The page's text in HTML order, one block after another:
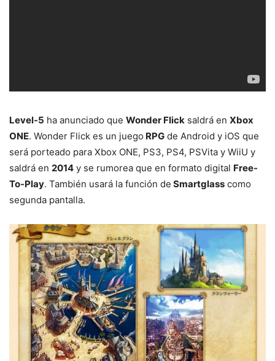
Level-5 ha anunciado que Wonder Flick saldrá en Xbox
ONE. Wonder Flick es un juego RPG de Android y iOS que
será porteado para Xbox ONE, PS3, PS4, PSVita y WiiU y
saldrá en 2014 y se rumorea que en formato digital Free-
To-Play. También usará la función de Smartglass como
segunda pantalla.